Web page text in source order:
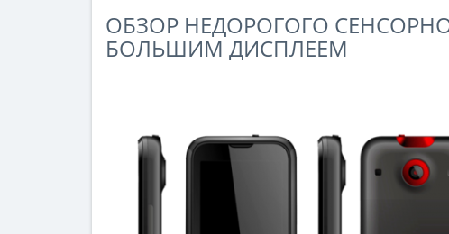
ОБЗОР НЕДОРОГОГО
БОЛЬШИМ ДИСПЛЕЕМ